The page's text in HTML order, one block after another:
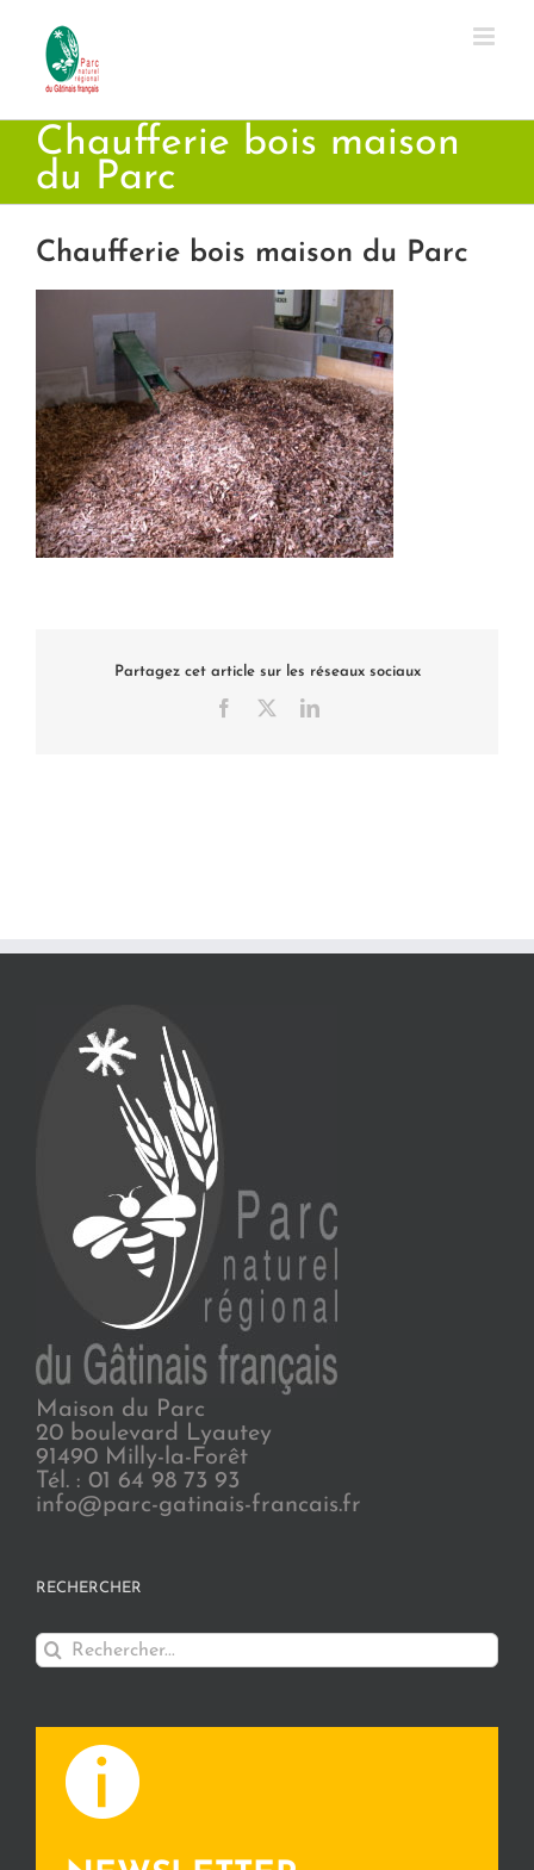
contenu
Chaufferie bois maison
du Parc
Chaufferie bois maison du Parc
Partagez cet article sur les réseaux sociaux
Facebook LinkedIn
Maison du Parc
20 boulevard Lyautey
91490 Milly-la-Forêt
Tél. : 01 64 98 73 93
info@parc-gatinais-francais.fr
RECHERCHER
Rechercher: